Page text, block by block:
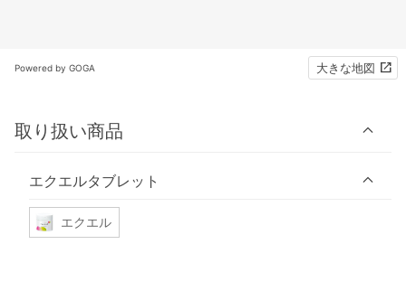
Powered by GOGA 大きな地図
取り扱い商品
エクエルタブレット
エクエル